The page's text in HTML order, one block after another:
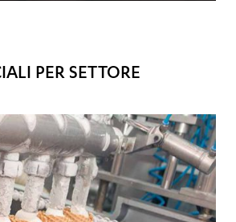
PER SETTORE